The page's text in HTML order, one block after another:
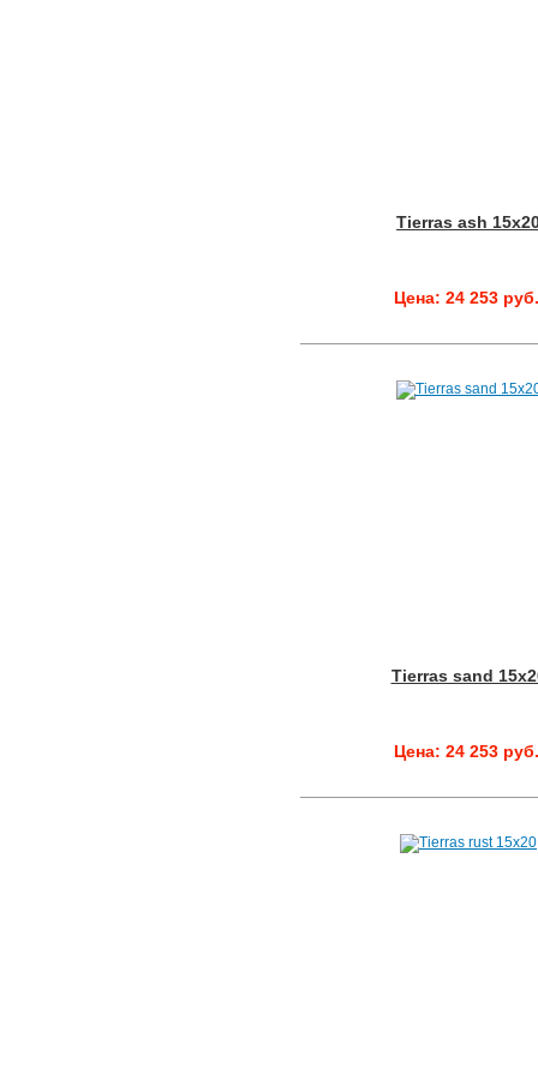
Tierras ash
Цена: 24 253 руб.
Tierras sand
Цена: 24 253 руб.